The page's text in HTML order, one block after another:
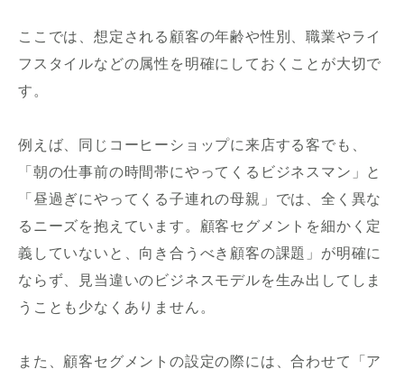
ここでは、想定される顧客の年齢や性別、職業やライ
フスタイルなどの属性を明確にしておくことが大切で
す。
例えば、同じコーヒーショップに来店する客でも、
「朝の仕事前の時間帯にやってくるビジネスマン」と
「昼過ぎにやってくる子連れの母親」では、全く異な
るニーズを抱えています。顧客セグメントを細かく定
義していないと、向き合うべき顧客の課題」が明確に
ならず、見当違いのビジネスモデルを生み出してしま
うことも少なくありません。
また、顧客セグメントの設定の際には、合わせて「ア